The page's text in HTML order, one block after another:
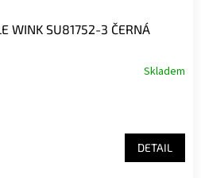
WINK SU81752-3 ČERNÁ
Skladem
DETAIL